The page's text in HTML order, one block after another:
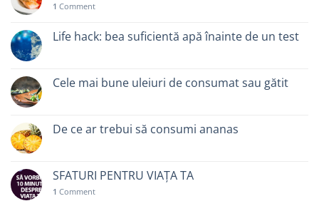
1 Comment
Life hack: bea suficientă apă înainte de un test
Cele mai bune uleiuri de consumat sau gătit
De ce ar trebui să consumi ananas
SFATURI PENTRU VIAȚA TA
1 Comment